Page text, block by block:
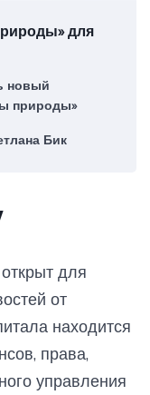
для
новый
природы»
Бик
для
от
находится
права,
управления